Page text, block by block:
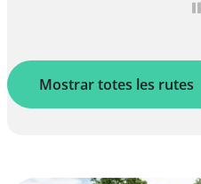
Mostrar totes les rutes